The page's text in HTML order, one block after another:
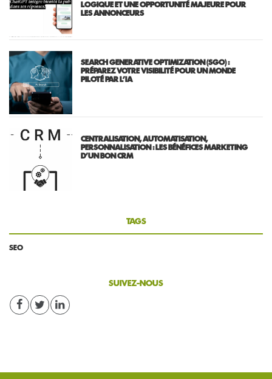
LOGIQUE ET UNE OPPORTUNITÉ MAJEURE POUR
LES ANNONCEURS
SEARCH GENERATIVE OPTIMIZATION (SGO) :
PRÉPAREZ VOTRE VISIBILITÉ POUR UN MONDE
PILOTÉ PAR L’IA
CENTRALISATION, AUTOMATISATION,
PERSONNALISATION : LES BÉNÉFICES MARKETING
D’UN BON CRM
TAGS
SEO
SUIVEZ-NOUS